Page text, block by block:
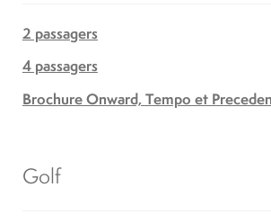
2 passagers
4 passagers
Brochure Onward, Tempo et
Golf